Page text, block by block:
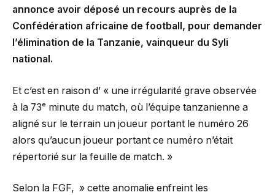
annonce avoir déposé un recours auprès de la
Confédération africaine de football, pour demander
l’élimination de la Tanzanie, vainqueur du Syli
national.
Et c’est en raison d’ « une irrégularité grave observée
à la 73ᵉ minute du match, où l’équipe tanzanienne a
aligné sur le terrain un joueur portant le numéro 26
alors qu’aucun joueur portant ce numéro n’était
répertorié sur la feuille de match. »
Selon la FGF, » cette anomalie enfreint les